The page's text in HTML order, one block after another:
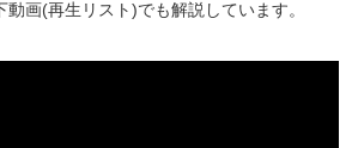
画(再生リスト)でも解説しています。